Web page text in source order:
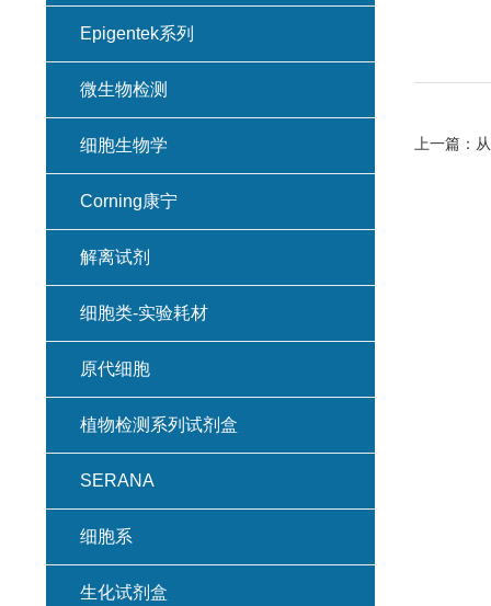
上一篇：
Epigentek系列
微生物检测
细胞生物学
Corning康宁
解离试剂
细胞类-实验耗材
原代细胞
植物检测系列试剂盒
SERANA
细胞系
生化试剂盒